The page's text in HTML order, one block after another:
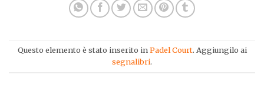
Questo elemento è stato inserito inPadel Court. Aggiungilo ai
segnalibri.